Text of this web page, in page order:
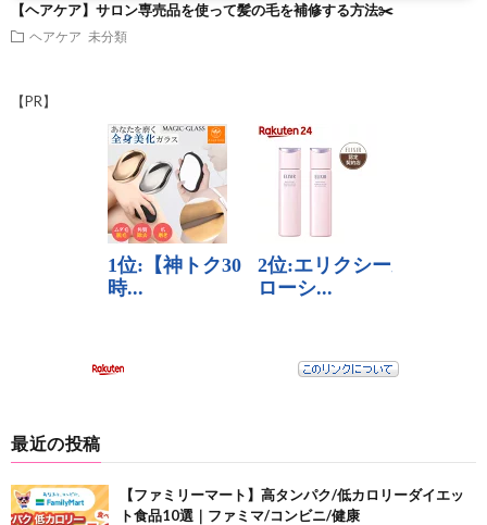
【ヘアケア】サロン専売品を使って髪の毛を補修する方法✂️
ヘアケア 未分類
【PR】
最近の投稿
【ファミリーマート】高タンパク/低カロリーダイエッ
ト食品10選｜ファミマ/コンビニ/健康